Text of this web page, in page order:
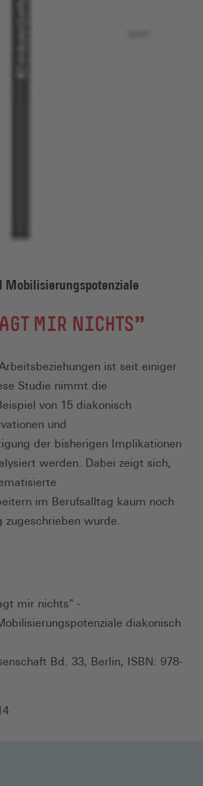
MIR NICHTS"
ist seit einiger
Studie nimmt die
von 15 diakonisch
und
der bisherigen Implikationen
werden. Dabei zeigt sich,
im Berufsalltag kaum noch
wurde.
mir nichts" -
diakonisch
Bd. 33, Berlin, ISBN: 978-